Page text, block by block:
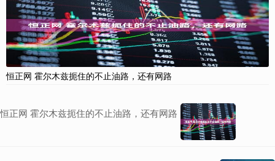
恒正网 霍尔木兹扼住的不止油路，还有网路
恒正网 霍尔木兹扼住的不止油路，还有网路